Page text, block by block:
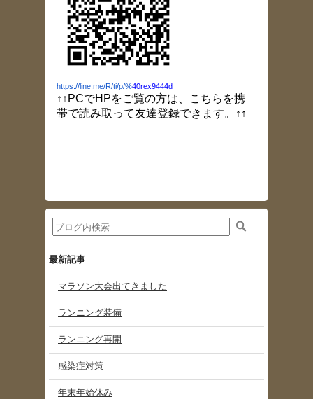
https://line.me/R/ti/p/%40rex9444d
↑↑PCでHPをご覧の方は、こちらを携
帯で読み取って友達登録できます。↑↑
最新記事
マラソン大会出てきました
ランニング装備
ランニング再開
感染症対策
年末年始休み